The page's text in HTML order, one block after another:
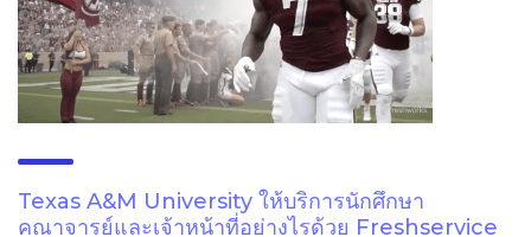
Texas A&M University ให้บริการนักศึกษา
คณาจารย์และเจ้าหน้าที่อย่างไรด้วย Freshservice